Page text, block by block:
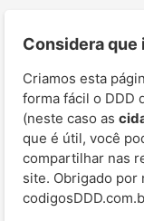
Considera
Criamos esta
forma fácil o DDD
(neste caso as
que é útil, você
compartilhar nas
site. Obrigado por